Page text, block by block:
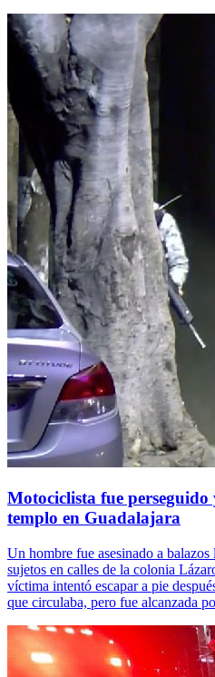
Motociclista fue perseguido
templo en Guadalajara
Un hombre fue asesinado a
sujetos en calles de la colonia
víctima intentó escapar a pie
que circulaba, pero fue alcanzada